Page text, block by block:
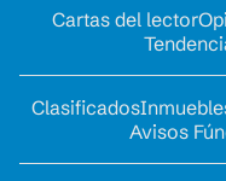
Cartas del lector
Clasificados
Avisos